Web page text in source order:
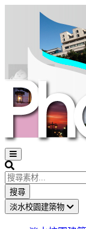
Open
sidebar
Search
搜尋
淡水校園建築物